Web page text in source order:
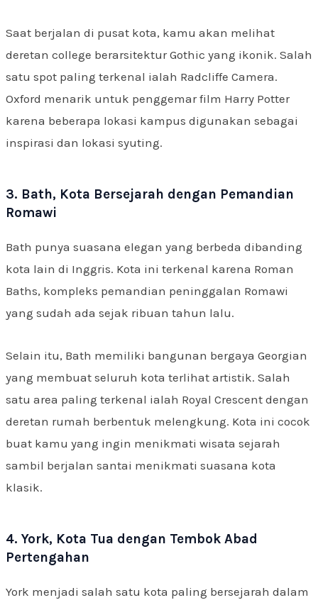
Saat berjalan di pusat kota, kamu akan melihat
deretan college berarsitektur Gothic yang ikonik. Salah
satu spot paling terkenal ialah Radcliffe Camera.
Oxford menarik untuk penggemar film Harry Potter
karena beberapa lokasi kampus digunakan sebagai
inspirasi dan lokasi syuting.
3. Bath, Kota Bersejarah dengan Pemandian
Romawi
Bath punya suasana elegan yang berbeda dibanding
kota lain di Inggris. Kota ini terkenal karena Roman
Baths, kompleks pemandian peninggalan Romawi
yang sudah ada sejak ribuan tahun lalu.
Selain itu, Bath memiliki bangunan bergaya Georgian
yang membuat seluruh kota terlihat artistik. Salah
satu area paling terkenal ialah Royal Crescent dengan
deretan rumah berbentuk melengkung. Kota ini cocok
buat kamu yang ingin menikmati wisata sejarah
sambil berjalan santai menikmati suasana kota
klasik.
4. York, Kota Tua dengan Tembok Abad
Pertengahan
York menjadi salah satu kota paling bersejarah dalam